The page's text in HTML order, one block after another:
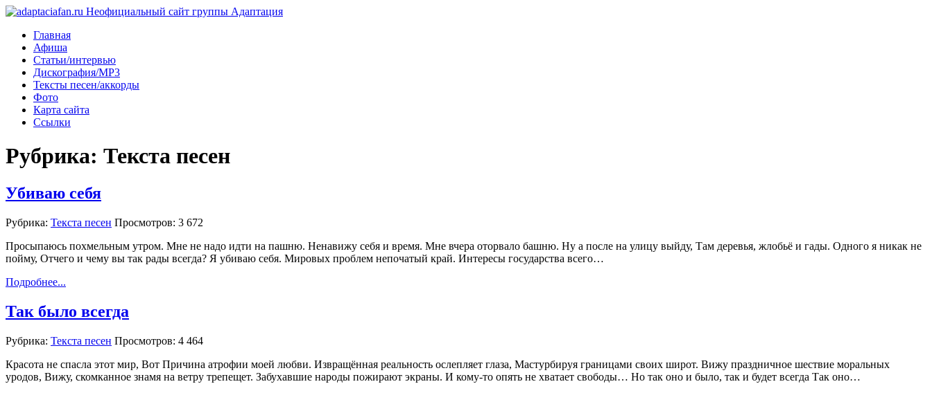
Главная
Афиша
Статьи/интервью
Дискография/MP3
Тексты песен/аккорды
Фото
Карта сайта
Ссылки
Рубрика: Текста песен
Убиваю себя
Рубрика: Текста песен Просмотров: 3 672
Просыпаюсь похмельным утром. Мне не надо идти на пашню. Ненавижу себя и время. Мне вчера оторвало башню. Ну а после на улицу выйду, Там деревья, жлобьё и гады. Одного я никак не
пойму, Отчего и чему вы так рады всегда? Я убиваю себя. Мировых проблем непочатый край. Интересы государства всего…
Подробнее...
Так было всегда
Рубрика: Текста песен Просмотров: 4 464
Красота не спасла этот мир, Вот Причина атрофии моей любви. Извращённая реальность ослепляет глаза, Мастурбируя границами своих широт. Вижу праздничное шествие моральных
уродов, Вижу, скомканное знамя на ветру трепещет. Забухавшие народы пожирают экраны. И кому-то опять не хватает свободы… Но так оно и было, так и будет всегда Так оно…